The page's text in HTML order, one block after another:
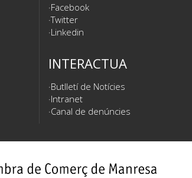
Facebook
Twitter
Linkedin
INTERACTUA
Butlletí de Notícies
Intranet
Canal de denúncies